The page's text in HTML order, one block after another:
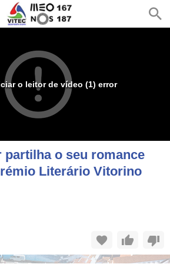
o leitor de vídeo (1) error
partilha o seu romance
Literário Vitorino